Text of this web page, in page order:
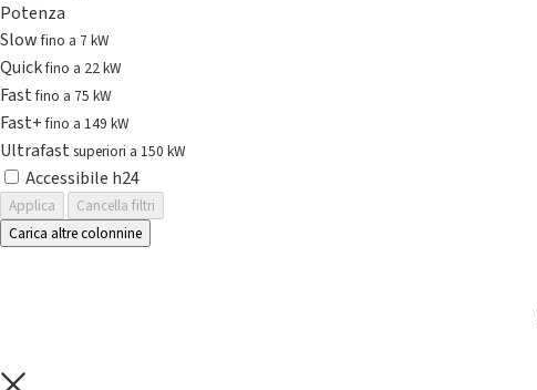
Potenza
Slowfino a 7 kW
Quickfino a 22 kW
Fastfino a 75 kW
Fast+fino a 149 kW
Ultrafast superiori a 150 kW
Accessibile h24
Applica
Cancella filtri
Carica altre colonnine